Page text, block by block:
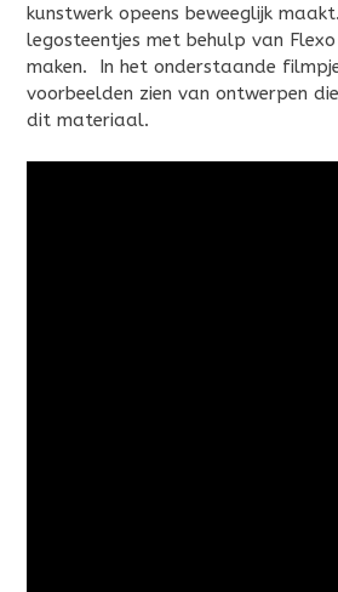
kunstwerk opeens beweeglijk
legosteentjes met behulp van
maken. In het onderstaande
voorbeelden zien van ontwerpen
dit materiaal.